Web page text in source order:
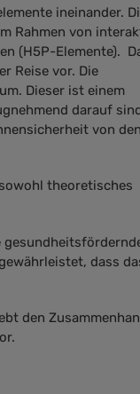
ineinander.
Rahmen von
(H5P-Elemente).
Reise vor. Die
Dieser ist einem
darauf
von den
theoretisches
dass
den